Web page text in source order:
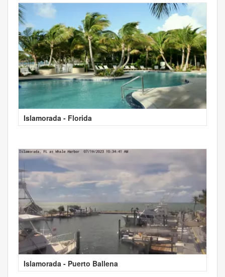
Islamorada - Florida
Islamorada - Puerto Ballena